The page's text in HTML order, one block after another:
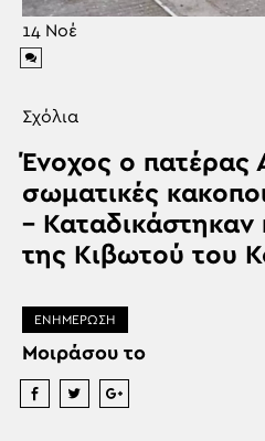
14 Νοέ
Σχόλια
Ένοχος ο πατέρας
σωματικές
– Καταδικάστηκαν
της Κιβωτού του
ΕΝΗΜΕΡΩΣΗ
Μοιράσου το